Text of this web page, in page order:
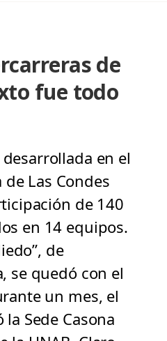
de
fue todo
en el
Las Condes
de 140
en 14 equipos.
de
se quedó con el
un mes, el
Sede Casona